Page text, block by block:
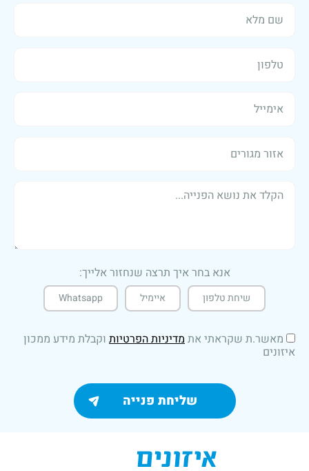
אנא בחר איך תרצה שנחזור אלייך:
שיחת טלפון איימיל Whatsapp
מאשר.ת שקראתי אתמדיניות הפרטיות וקבלת מידע ממכון
איזונים